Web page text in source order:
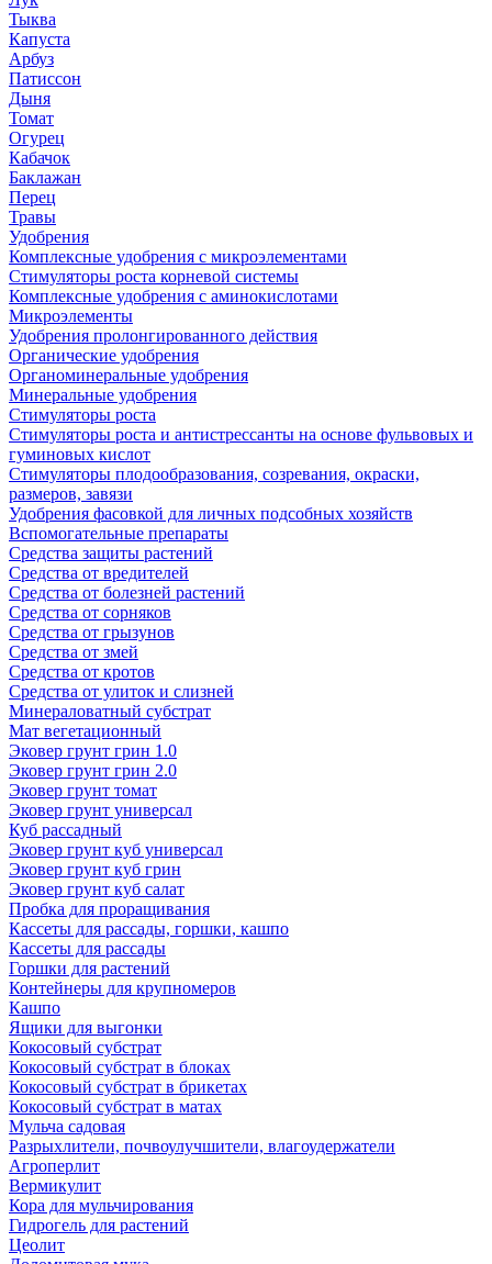
Тыква
Капуста
Арбуз
Патиссон
Дыня
Томат
Огурец
Кабачок
Баклажан
Перец
Травы
Удобрения
Комплексные удобрения с микроэлементами
Стимуляторы роста корневой системы
Комплексные удобрения с аминокислотами
Микроэлементы
Удобрения пролонгированного действия
Органические удобрения
Органоминеральные удобрения
Минеральные удобрения
Стимуляторы роста
Стимуляторы роста и антистрессанты на основе фульвовых и
гуминовых кислот
Стимуляторы плодообразования, созревания, окраски,
размеров, завязи
Удобрения фасовкой для личных подсобных хозяйств
Вспомогательные препараты
Средства защиты растений
Средства от вредителей
Средства от болезней растений
Средства от сорняков
Средства от грызунов
Средства от змей
Средства от кротов
Средства от улиток и слизней
Минераловатный субстрат
Мат вегетационный
Эковер грунт грин 1.0
Эковер грунт грин 2.0
Эковер грунт томат
Эковер грунт универсал
Куб рассадный
Эковер грунт куб универсал
Эковер грунт куб грин
Эковер грунт куб салат
Пробка для проращивания
Кассеты для рассады, горшки, кашпо
Кассеты для рассады
Горшки для растений
Контейнеры для крупномеров
Кашпо
Ящики для выгонки
Кокосовый субстрат
Кокосовый субстрат в блоках
Кокосовый субстрат в брикетах
Кокосовый субстрат в матах
Мульча садовая
Разрыхлители, почвоулучшители, влагоудержатели
Агроперлит
Вермикулит
Кора для мульчирования
Гидрогель для растений
Цеолит